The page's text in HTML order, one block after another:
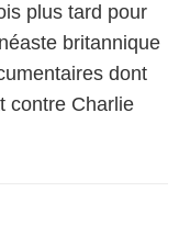
plus tard pour
britannique
dont
contre Charlie